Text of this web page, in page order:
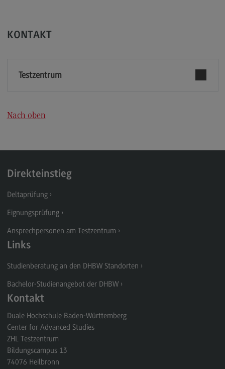
KONTAKT
Testzentrum
Nach oben
Direkteinstieg
Deltaprüfung
Eignungsprüfung
Ansprechpersonen am Testzentrum
Links
Studienberatung an den DHBW Standorten
Bachelor-Studienangebot der DHBW
Kontakt
Duale Hochschule Baden-Württemberg
Center for Advanced Studies
ZHL Testzentrum
Bildungscampus 13
74076 Heilbronn